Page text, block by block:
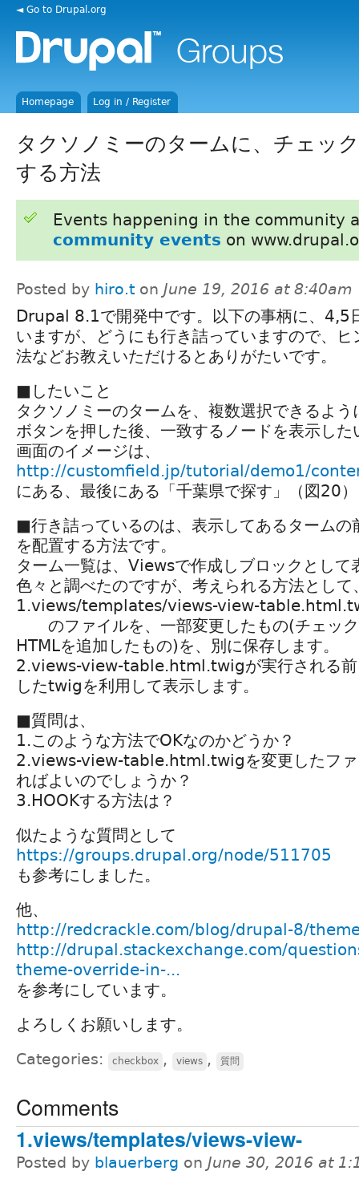
◄ Go to Drupal.org
Homepage Log in / Register
タクソノミーのタームに、チェッ
する方法
Events happening in the community
community events on
Posted by hiro.t on June 19, 2016 at 8:40am
Drupal 8.1で開発中です。以下の事柄に、4,5
いますが、どうにも行き詰っていますので、ヒ
法などお教えいただけるとありがたいです。
■したいこと
タクソノミーのタームを、複数選択できるよ
ボタンを押した後、一致するノードを表示し
画面のイメージは、
http://customfield.jp/tutorial/demo1/
にある、最後にある「千葉県で探す」（図20
■行き詰っているのは、表示してあるタームの
を配置する方法です。
ターム一覧は、Viewsで作成しブロックとして
色々と調べたのですが、考えられる方法として
1.views/templates/views-view-
のファイルを、一部変更したもの(チェック
HTMLを追加したもの)を、別に保存します。
2.views-view-table.html.twigが実行される前
したtwigを利用して表示します。
■質問は、
1.このような方法でOKなのかどうか？
2.views-view-table.html.twigを変更したファ
ればよいのでしょうか？
3.HOOKする方法は？
似たような質問として
https://groups.drupal.org/node/511705
も参考にしました。
他、
http://redcrackle.com/blog/drupal-8/
http://drupal.stackexchange.com/
theme-override-in-...
を参考にしています。
よろしくお願いします。
Categories: checkbox , views , 質問
Comments
1.views/templates/views-view-
Posted by blauerberg on June 30, 2016 at